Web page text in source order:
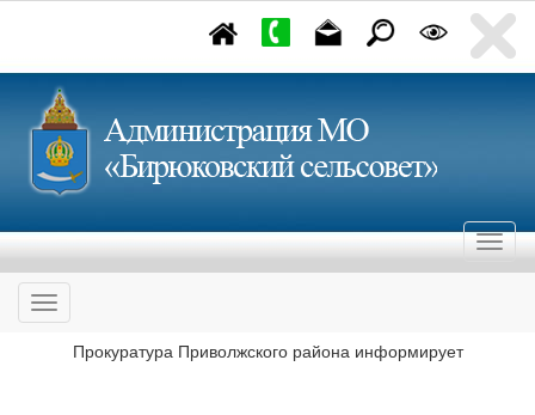
Прокуратура Приволжского района информирует